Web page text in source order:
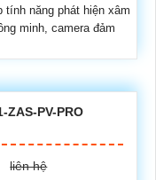
tính năng phát hiện xâm
minh, camera đảm
ZAS-PV-PRO
liên hệ